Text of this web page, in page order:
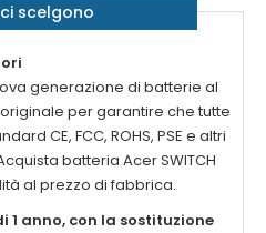
scelgono
generazione di batterie al
per garantire che tutte
CE, FCC, ROHS, PSE e altri
batteria Acer SWITCH
al prezzo di fabbrica.
1 anno, con la sostituzione